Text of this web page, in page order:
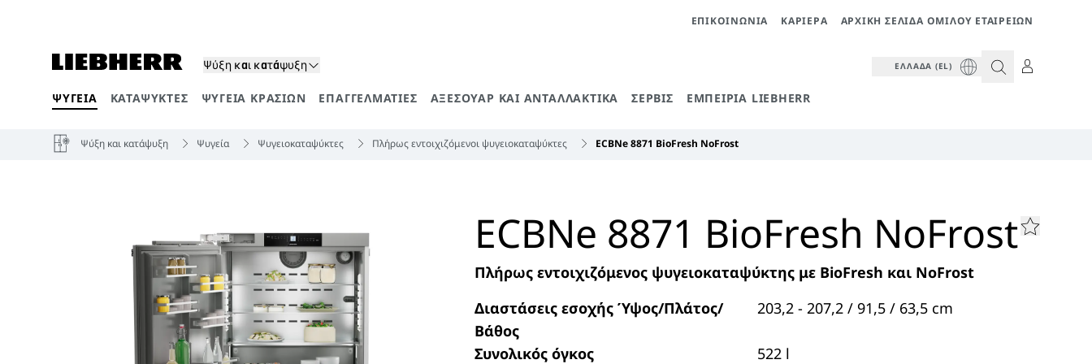
Ψύξη και κατάψυξη
ΨΥΓΕΊΑ ΚΑΤΑΨΎΚΤΕΣ ΨΥΓΕΊΑ ΚΡΑΣΙΏΝ ΕΠΑΓΓΕΛΜΑΤΊΕΣ ΑΞΕΣΟΥΆΡ ΚΑΙ ΑΝΤΑΛΛΑΚΤΙΚΆ ΣΈΡΒΙΣ ΕΜΠΕΙΡΊΑ LIEBHERR
ΑΡΧΙΚΉ ΣΕΛΊΔΑ ΟΜΊΛΟΥ ΕΤΑΙΡΕΙΏΝ
ΚΑΡΙΈΡΑ
ΕΠΙΚΟΙΝΩΝΊΑ
ΕΛΛΆΔΑ (EL)
Κατηγορίες προϊόντων
Ψύξη και κατάψυξη Ψυγεία Ψυγειοκαταψύκτες Πλήρως εντοιχιζόμενοι ψυγειοκαταψύκτες ECBNe 8871 BioFresh NoFrost
ECBNe 8871 BioFresh NoFrost
Πλήρως εντοιχιζόμενος ψυγειοκαταψύκτης με BioFresh και NoFrost
Διαστάσεις εσοχής Ύψος/Πλάτος/
Βάθος
203,2 - 207,2 / 91,5 / 63,5 cm
Συνολικός όγκος 522 l